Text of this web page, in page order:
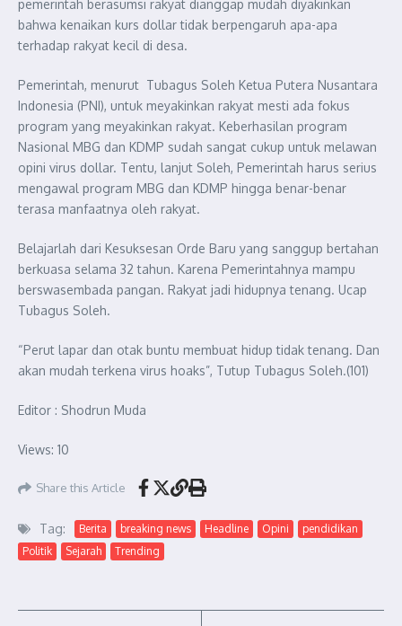
pemerintah berasumsi rakyat dianggap mudah diyakinkan
bahwa kenaikan kurs dollar tidak berpengaruh apa-apa
terhadap rakyat kecil di desa.
Pemerintah, menurut Tubagus Soleh Ketua Putera Nusantara
Indonesia (PNI), untuk meyakinkan rakyat mesti ada fokus
program yang meyakinkan rakyat. Keberhasilan program
Nasional MBG dan KDMP sudah sangat cukup untuk melawan
opini virus dollar. Tentu, lanjut Soleh, Pemerintah harus serius
mengawal program MBG dan KDMP hingga benar-benar
terasa manfaatnya oleh rakyat.
Belajarlah dari Kesuksesan Orde Baru yang sanggup bertahan
berkuasa selama 32 tahun. Karena Pemerintahnya mampu
berswasembada pangan. Rakyat jadi hidupnya tenang. Ucap
Tubagus Soleh.
“Perut lapar dan otak buntu membuat hidup tidak tenang. Dan
akan mudah terkena virus hoaks”, Tutup Tubagus Soleh.(101)
Editor : Shodrun Muda
Views: 10
Share this Article
Tag: Berita breaking news Headline Opini
pendidikan
Politik
Sejarah Trending